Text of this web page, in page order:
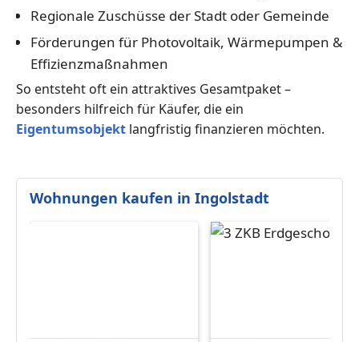
Regionale Zuschüsse der Stadt oder Gemeinde
Förderungen für Photovoltaik, Wärmepumpen &
Effizienzmaßnahmen
So entsteht oft ein attraktives Gesamtpaket –
besonders hilfreich für Käufer, die ein
Eigentumsobjekt langfristig finanzieren möchten.
Wohnungen kaufen in Ingolstadt